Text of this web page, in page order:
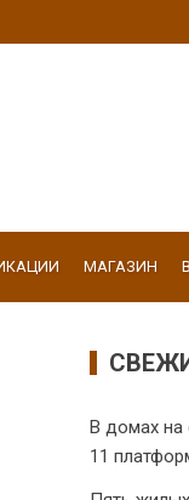
МАГАЗИН
В домах на
11